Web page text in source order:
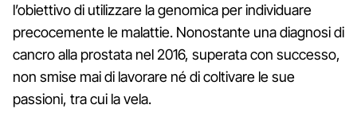
l’obiettivo di utilizzare la genomica per individuare
precocemente le malattie. Nonostante una diagnosi di
cancro alla prostata nel 2016, superata con successo,
non smise mai di lavorare né di coltivare le sue
passioni, tra cui la vela.